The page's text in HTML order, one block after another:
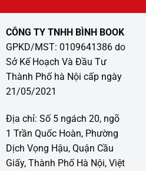
CÔNG TY TNHH BÌNH BOOK
GPKD/MST: 0109641386 do
Sở Kế Hoạch Và Đầu Tư
Thành Phố hà Nội cấp ngày
21/05/2021
Địa chỉ: Số 5 ngách 20, ngõ
1 Trần Quốc Hoàn, Phường
Dịch Vọng Hậu, Quận Cầu
Giấy, Thành Phố Hà Nội, Việt